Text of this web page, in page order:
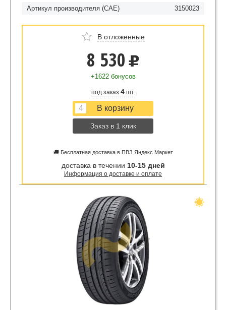
Артикул производителя (CAE)
3150023
В отложенные
8 530 u
+1622 бонусов
под заказ 4шт.
Заказ в 1 клик
🚚 Бесплатная доставка в ПВЗ Яндекс Маркет
доставка в течении 10-15 дней
Информация о доставке и оплате